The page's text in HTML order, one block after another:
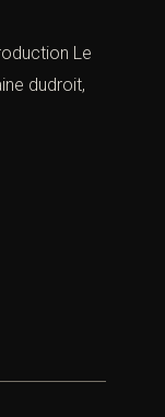
Le
dudroit,